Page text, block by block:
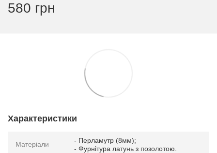
580 грн
Характеристики
Матеріали
- Перламутр (8мм);
- Фурнітура латунь з позолотою.